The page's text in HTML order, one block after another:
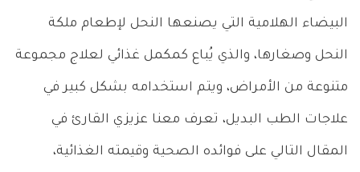
البيضاء الهلامية التي يصنعها النحل لإطعام ملكة
النحل وصغارها، والذي يُباع كمكمل غذائي لعلاج مجموعة
متنوعة من الأمراض، ويتم استخدامه بشكل كبير في
علاجات الطب البديل، تعرف معنا عزيزي القارئ في
المقال التالي على فوائده الصحية وقيمته الغذائية،